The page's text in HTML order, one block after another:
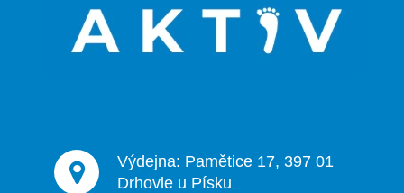
Výdejna: Pamětice 17, 397 01
Drhovle u Písku